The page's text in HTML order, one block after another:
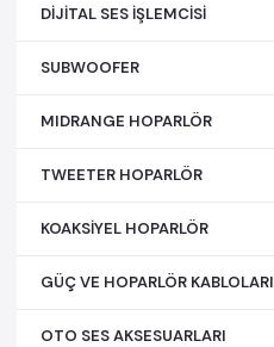
DİJİTAL SES İŞLEMCİSİ
SUBWOOFER
MIDRANGE HOPARLÖR
TWEETER HOPARLÖR
KOAKSİYEL HOPARLÖR
GÜÇ VE HOPARLÖR KABLOLARI
OTO SES AKSESUARLARI